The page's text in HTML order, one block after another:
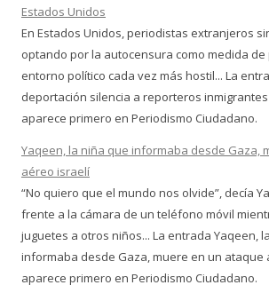
Estados Unidos
En Estados Unidos, periodistas extranjeros
optando por la autocensura como medida
entorno político cada vez más hostil... La
deportación silencia a reporteros
aparece primero en Periodismo Ciudadano.
Yaqeen, la niña que informaba desde Gaza,
aéreo israelí
“No quiero que el mundo nos olvide”, decía
frente a la cámara de un teléfono móvil
juguetes a otros niños... La entrada Yaqeen,
informaba desde Gaza, muere en un ataque
aparece primero en Periodismo Ciudadano.